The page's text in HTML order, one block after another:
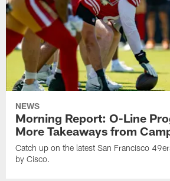
NEWS
Morning Report: O-Line
More Takeaways from
Catch up on the latest San Francisco
by Cisco.